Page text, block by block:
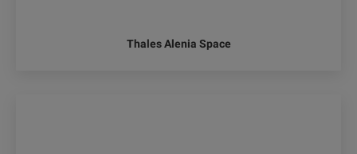
Thales Alenia Space